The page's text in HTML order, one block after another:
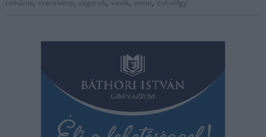
románia szerelvény vagonok vasút vonat zsil-völgy